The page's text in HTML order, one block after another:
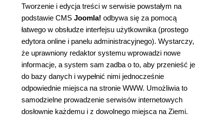
Tworzenie i edycja treści w serwisie powstałym na
podstawie CMS Joomla! odbywa się za pomocą
łatwego w obsłudze interfejsu użytkownika (prostego
edytora online i panelu administracyjnego). Wystarczy,
że uprawniony redaktor systemu wprowadzi nowe
informacje, a system sam zadba o to, aby przenieść je
do bazy danych i wypełnić nimi jednocześnie
odpowiednie miejsca na stronie WWW. Umożliwia to
samodzielne prowadzenie serwisów internetowych
dosłownie każdemu i z dowolnego miejsca na Ziemi.